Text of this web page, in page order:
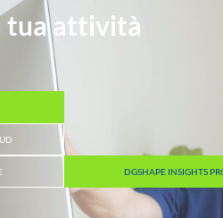
tua attività
DGSHAPE INSIGHTS